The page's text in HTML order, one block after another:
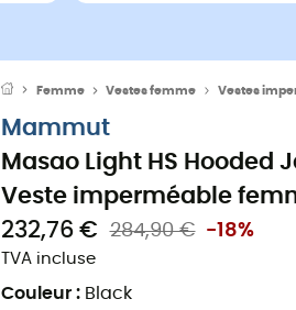
Femme Vestes femme Vestes
Mammut
Masao Light HS Hooded
Veste imperméable
232,76 €
284,90 € -18%
TVA incluse
Couleur : Black